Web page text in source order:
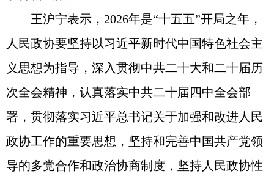
王沪宁表示，2026年是“十五五”开局之年，
人民政协要坚持以习近平新时代中国特色社会主
义思想为指导，深入贯彻中共二十大和二十届历
次全会精神，认真落实中共二十届四中全会部
署，贯彻落实习近平总书记关于加强和改进人民
政协工作的重要思想，坚持和完善中国共产党领
导的多党合作和政治协商制度，坚持人民政协性